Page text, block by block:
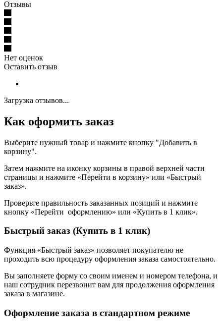
Отзывы
Нет оценок
Оставить отзыв
Загрузка отзывов...
Как оформить заказ
Выберите нужный товар и нажмите кнопку "Добавить в
корзину".
Затем нажмите на иконку корзины в правой верхней части
страницы и нажмите «Перейти в корзину» или «Быстрый
заказ».
Проверьте правильность заказанных позиций и нажмите
кнопку «Перейти оформлению» или «Купить в 1 клик».
Быстрый заказ (Купить в 1 клик)
Функция «Быстрый заказ» позволяет покупателю не
проходить всю процедуру оформления заказа самостоятельно.
Вы заполняете форму со своим именем и номером телефона, и
наш сотрудник перезвонит вам для продолжения оформления
заказа в магазине.
Оформление заказа в стандартном режиме